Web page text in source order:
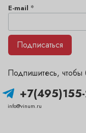
info@vinum.ru
Подпишитесь, чтобы
E-mail *
Подписаться